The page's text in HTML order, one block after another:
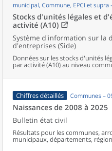
municipal, Commune, EPCI et supra
Stocks d'unités légales et
activité (A10)
Système d'information sur la
d'entreprises (Side)
Données sur les stocks d'unités
par activité (A10) au niveau
Chiffres détaillés Communes –
Naissances de 2008 à 2025
Bulletin état civil
Résultats pour les communes,
municipaux, départements,
d’emploi, bassins de vie, unités